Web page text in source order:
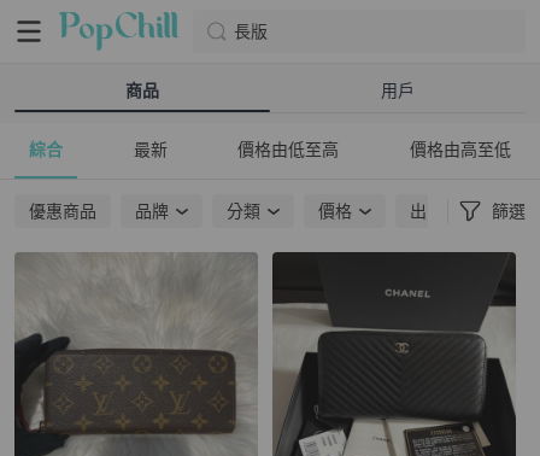
長版
商品 用戶
綜合 最新 價格由低至高 價格由高至低
優惠商品 品牌 分類 價格 出貨地點 篩選